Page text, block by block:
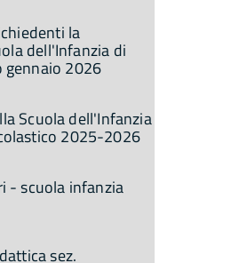
la
dell'Infanzia di
gennaio 2026
Scuola dell'Infanzia
2025-2026
- scuola infanzia
sez.